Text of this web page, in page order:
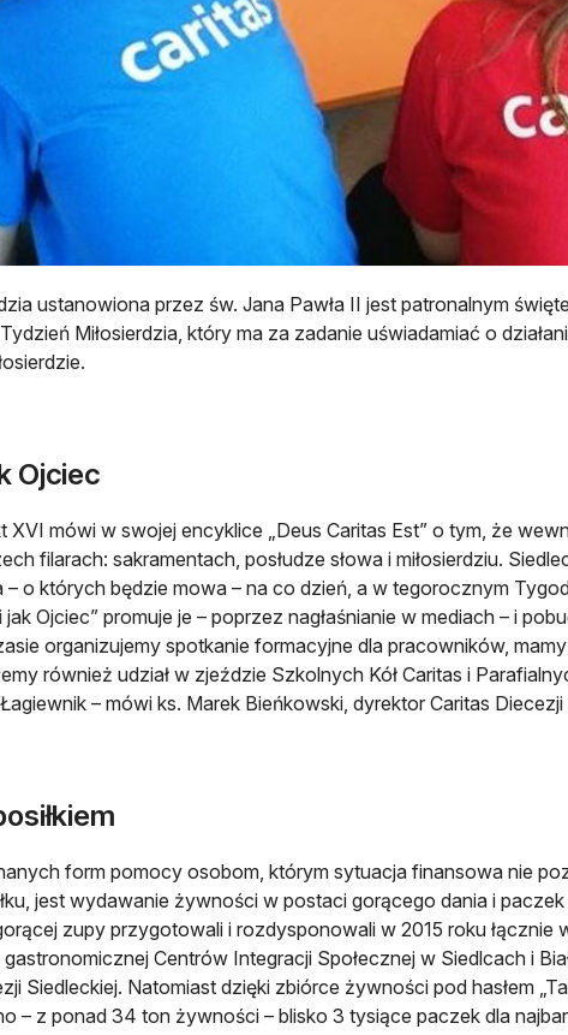
ustanowiona przez św. Jana Pawła II jest patronalnym
Miłosierdzia, który ma za zadanie uświadamiać o
Ojciec
XVI mówi w swojej encyklice „Deus Caritas Est” o tym, że
filarach: sakramentach, posłudze słowa i miłosierdziu.
– o których będzie mowa – na co dzień, a w tegorocznym
jak Ojciec” promuje je – poprzez nagłaśnianie w mediach – i
organizujemy spotkanie formacyjne dla pracowników,
również udział w zjeździe Szkolnych Kół Caritas i
– mówi ks. Marek Bieńkowski, dyrektor Caritas Diecezji
form pomocy osobom, którym sytuacja finansowa nie
jest wydawanie żywności w postaci gorącego dania i
zupy przygotowali i rozdysponowali w 2015 roku łącznie
Centrów Integracji Społecznej w Siedlcach i
Siedleckiej. Natomiast dzięki zbiórce żywności pod hasłem
– z ponad 34 ton żywności – blisko 3 tysiące paczek dla